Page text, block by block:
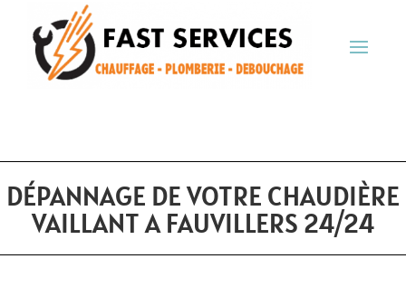
DÉPANNAGE DE VOTRE CHAUDIÈRE
VAILLANT A FAUVILLERS 24/24